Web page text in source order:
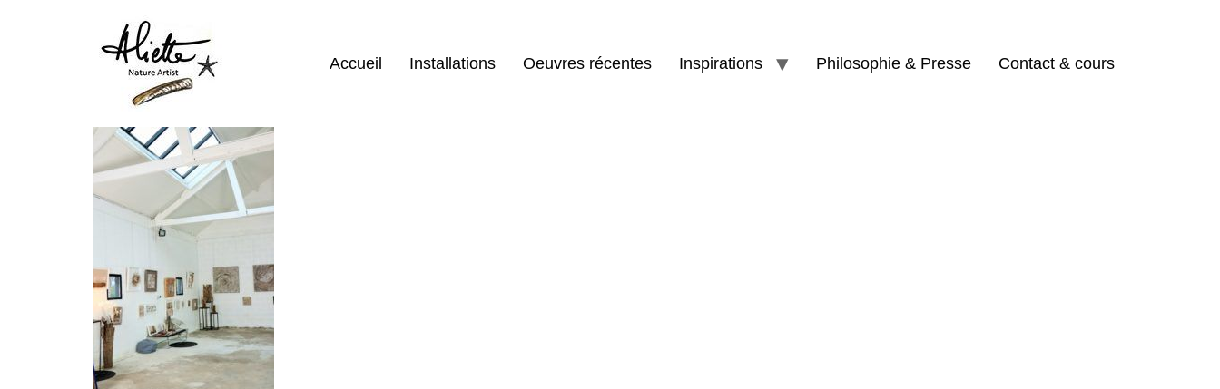
Accueil Installations Oeuvres récentes Inspirations Philosophie & Presse Contact & cours